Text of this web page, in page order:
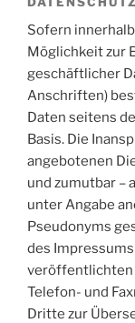
Sofern
Möglichkeit zur
geschäftlicher
Anschriften)
Daten seitens
Basis. Die
angebotenen
und zumutbar –
unter Angabe
Pseudonyms
des
veröffentlichten
Telefon- und
Dritte zur